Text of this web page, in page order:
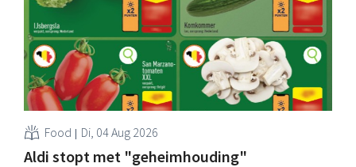
Food Di, 04 Aug 2026
Aldi stopt met "geheimhouding"